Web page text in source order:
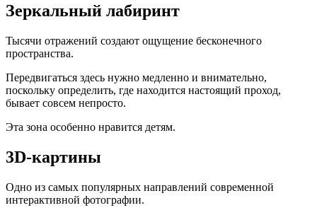
Зеркальный лабиринт
Тысячи отражений создают ощущение бесконечного
пространства.
Передвигаться здесь нужно медленно и внимательно,
поскольку определить, где находится настоящий проход,
бывает совсем непросто.
Эта зона особенно нравится детям.
3D-картины
Одно из самых популярных направлений современной
интерактивной фотографии.